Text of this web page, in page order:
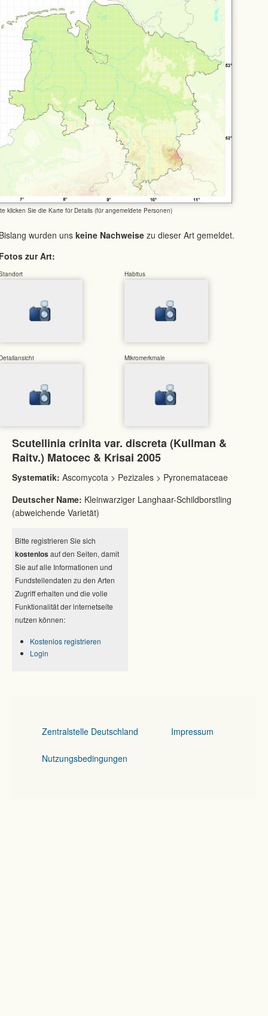
klicken Sie die Karte für Details (für angemeldete Personen)
wurden uns keine Nachweise zu dieser Art gemeldet.
zur Art:
Habitus
Mikromerkmale
Scutellinia crinita var. discreta (Kullman &
Raitv.) Matocec & Krisai 2005
Systematik: Ascomycota > Pezizales > Pyronemataceae
Deutscher Name: Kleinwarziger Langhaar-Schildborstling
(abweichende Varietät)
Bitte registrieren Sie sich
kostenlos auf den Seiten, damit
Sie auf alle Informationen und
Fundstellendaten zu den Arten
Zugriff erhalten und die volle
Funktionalität der internetseite
nutzen können:
Kostenlos registrieren
Login
Zentralstelle Deutschland Impressum
Nutzungsbedingungen